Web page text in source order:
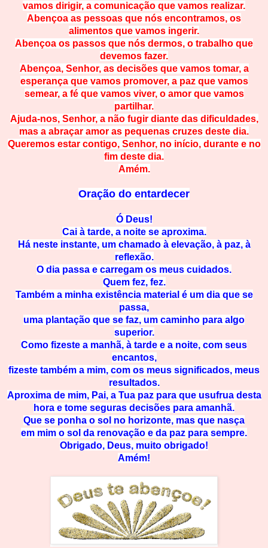
vamos dirigir, a comunicação que vamos realizar.
Abençoa as pessoas que nós encontramos, os
alimentos que vamos ingerir.
Abençoa os passos que nós dermos, o trabalho que
devemos fazer.
Abençoa, Senhor, as decisões que vamos tomar, a
esperança que vamos promover, a paz que vamos
semear, a fé que vamos viver, o amor que vamos
partilhar.
Ajuda-nos, Senhor, a não fugir diante das dificuldades,
mas a abraçar amor as pequenas cruzes deste dia.
Queremos estar contigo, Senhor, no início, durante e no
fim deste dia.
Amém.
Oração do entardecer
Ó Deus!
Cai à tarde, a noite se aproxima.
Há neste instante, um chamado à elevação, à paz, à
reflexão.
O dia passa e carregam os meus cuidados.
Quem fez, fez.
Também a minha existência material é um dia que se
passa,
uma plantação que se faz, um caminho para algo
superior.
Como fizeste a manhã, à tarde e a noite, com seus
encantos,
fizeste também a mim, com os meus significados, meus
resultados.
Aproxima de mim, Pai, a Tua paz para que usufrua desta
hora e tome seguras decisões para amanhã.
Que se ponha o sol no horizonte, mas que nasça
em mim o sol da renovação e da paz para sempre.
Obrigado, Deus, muito obrigado!
Amém!